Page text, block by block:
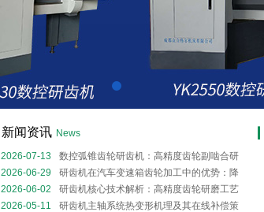
新闻资讯 News
2026-07-13
数控弧锥齿轮研齿机：高精度齿轮副啮合研
磨核心装备解析
2026-06-29
研齿机在汽车变速箱齿轮加工中的优势：降
噪与精度提升的关键设备
2026-06-02
研齿机核心技术解析：高精度齿轮研磨工艺
全流程
2026-05-11
研齿机主轴系统热变形机理及其在线补偿策